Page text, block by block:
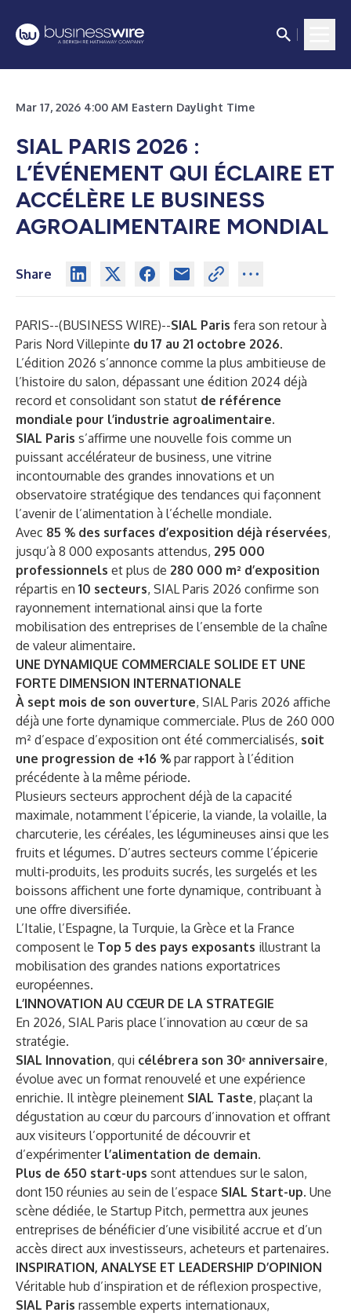
Mar 17, 2026 4:00 AM Eastern Daylight Time
SIAL PARIS 2026 :
L’ÉVÉNEMENT QUI ÉCLAIRE ET
ACCÉLÈRE LE BUSINESS
AGROALIMENTAIRE MONDIAL
Share
PARIS--(BUSINESS WIRE)--SIAL Paris fera son retour à
Paris Nord Villepinte du 17 au 21 octobre 2026.
L’édition 2026 s’annonce comme la plus ambitieuse de
l’histoire du salon, dépassant une édition 2024 déjà
record et consolidant son statut de référence
mondiale pour l’industrie agroalimentaire.
SIAL Paris s’affirme une nouvelle fois comme un
puissant accélérateur de business, une vitrine
incontournable des grandes innovations et un
observatoire stratégique des tendances qui façonnent
l’avenir de l’alimentation à l’échelle mondiale.
Avec 85 % des surfaces d’exposition déjà réservées,
jusqu’à 8 000 exposants attendus, 295 000
professionnels et plus de 280 000 m² d’exposition
répartis en 10 secteurs, SIAL Paris 2026 confirme son
rayonnement international ainsi que la forte
mobilisation des entreprises de l’ensemble de la chaîne
de valeur alimentaire.
UNE DYNAMIQUE COMMERCIALE SOLIDE ET UNE
FORTE DIMENSION INTERNATIONALE
À sept mois de son ouverture, SIAL Paris 2026 affiche
déjà une forte dynamique commerciale. Plus de 260 000
m² d’espace d’exposition ont été commercialisés, soit
une progression de +16 % par rapport à l’édition
précédente à la même période.
Plusieurs secteurs approchent déjà de la capacité
maximale, notamment l’épicerie, la viande, la volaille, la
charcuterie, les céréales, les légumineuses ainsi que les
fruits et légumes. D’autres secteurs comme l’épicerie
multi-produits, les produits sucrés, les surgelés et les
boissons affichent une forte dynamique, contribuant à
une offre diversifiée.
L’Italie, l’Espagne, la Turquie, la Grèce et la France
composent le Top 5 des pays exposants illustrant la
mobilisation des grandes nations exportatrices
européennes.
L’INNOVATION AU CŒUR DE LA STRATEGIE
En 2026, SIAL Paris place l’innovation au cœur de sa
stratégie.
SIAL Innovation, qui célébrera son 30ᵉ anniversaire,
évolue avec un format renouvelé et une expérience
enrichie. Il intègre pleinement SIAL Taste, plaçant la
dégustation au cœur du parcours d’innovation et offrant
aux visiteurs l’opportunité de découvrir et
d’expérimenter l’alimentation de demain.
Plus de 650 start-ups sont attendues sur le salon,
dont 150 réunies au sein de l’espace SIAL Start-up. Une
scène dédiée, le Startup Pitch, permettra aux jeunes
entreprises de bénéficier d’une visibilité accrue et d’un
accès direct aux investisseurs, acheteurs et partenaires.
INSPIRATION, ANALYSE ET LEADERSHIP D’OPINION
Véritable hub d’inspiration et de réflexion prospective,
SIAL Paris rassemble experts internationaux,